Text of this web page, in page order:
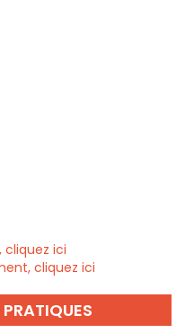
ici
cliquez ici